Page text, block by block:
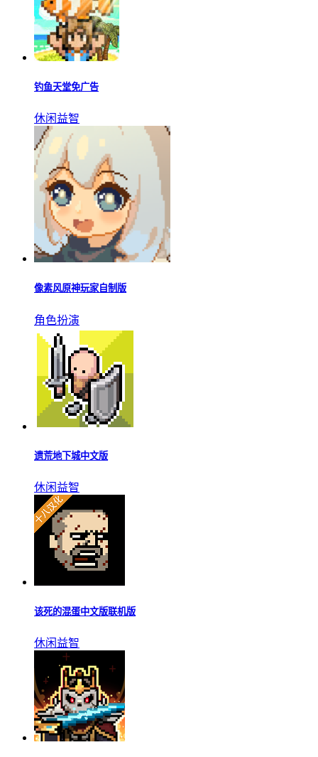
钓鱼天堂免广告
休闲益智
像素风原神玩家自制版
角色扮演
遗荒地下城中文版
休闲益智
该死的混蛋中文版联机版
休闲益智